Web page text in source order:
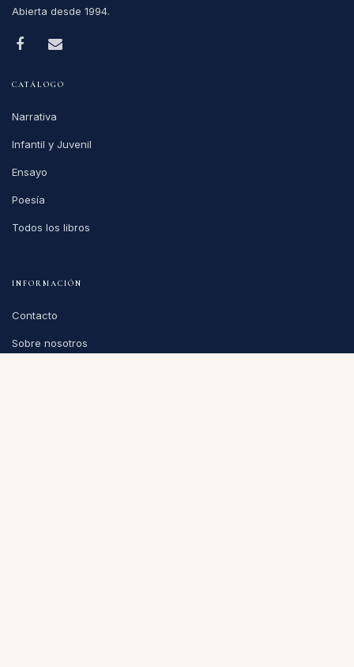
Abierta desde 1994.
CATÁLOGO
Narrativa
Infantil y Juvenil
Ensayo
Poesía
Todos los libros
INFORMACIÓN
Contacto
Sobre nosotros